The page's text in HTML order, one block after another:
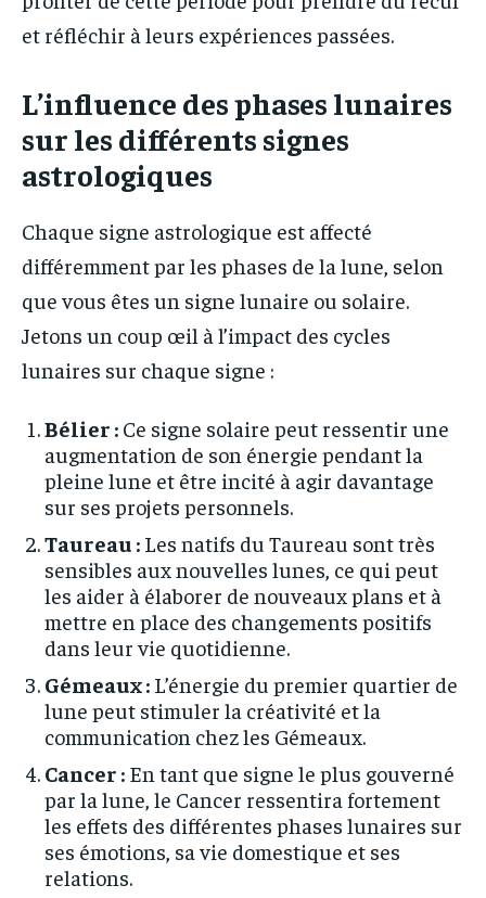
et réfléchir à leurs expériences passées.
L’influence des phases lunaires
sur les différents signes
astrologiques
Chaque signe astrologique est affecté
différemment par les phases de la lune, selon
que vous êtes un signe lunaire ou solaire.
Jetons un coup œil à l’impact des cycles
lunaires sur chaque signe :
Bélier : Ce signe solaire peut ressentir une
augmentation de son énergie pendant la
pleine lune et être incité à agir davantage
sur ses projets personnels.
Taureau : Les natifs du Taureau sont très
sensibles aux nouvelles lunes, ce qui peut
les aider à élaborer de nouveaux plans et à
mettre en place des changements positifs
dans leur vie quotidienne.
Gémeaux : L’énergie du premier quartier de
lune peut stimuler la créativité et la
communication chez les Gémeaux.
Cancer : En tant que signe le plus gouverné
par la lune, le Cancer ressentira fortement
les effets des différentes phases lunaires sur
ses émotions, sa vie domestique et ses
relations.